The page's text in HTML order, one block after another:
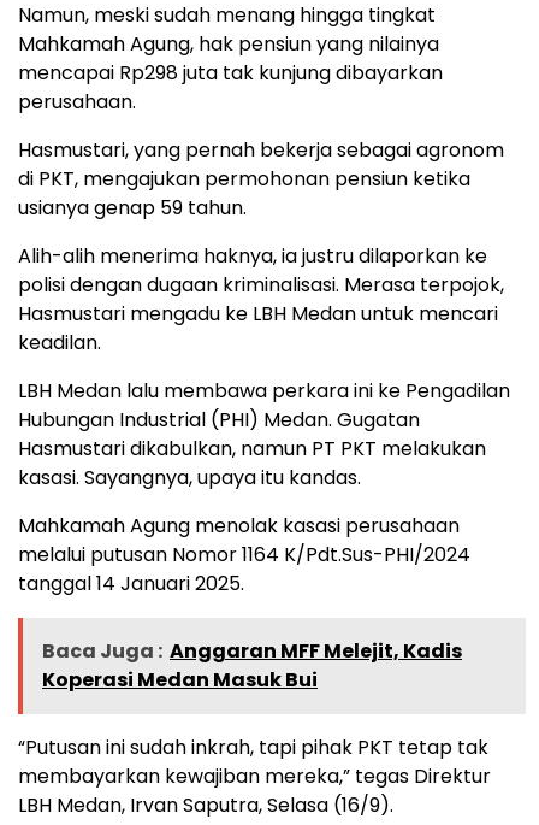
Namun, meski sudah menang hingga tingkat
Mahkamah Agung, hak pensiun yang nilainya
mencapai Rp298 juta tak kunjung dibayarkan
perusahaan.
Hasmustari, yang pernah bekerja sebagai agronom
di PKT, mengajukan permohonan pensiun ketika
usianya genap 59 tahun.
Alih-alih menerima haknya, ia justru dilaporkan ke
polisi dengan dugaan kriminalisasi. Merasa terpojok,
Hasmustari mengadu ke LBH Medan untuk mencari
keadilan.
LBH Medan lalu membawa perkara ini ke Pengadilan
Hubungan Industrial (PHI) Medan. Gugatan
Hasmustari dikabulkan, namun PT PKT melakukan
kasasi. Sayangnya, upaya itu kandas.
Mahkamah Agung menolak kasasi perusahaan
melalui putusan Nomor 1164 K/Pdt.Sus-PHI/2024
tanggal 14 Januari 2025.
Baca Juga : Anggaran MFF Melejit, Kadis
Koperasi Medan Masuk Bui
“Putusan ini sudah inkrah, tapi pihak PKT tetap tak
membayarkan kewajiban mereka,” tegas Direktur
LBH Medan, Irvan Saputra, Selasa (16/9).